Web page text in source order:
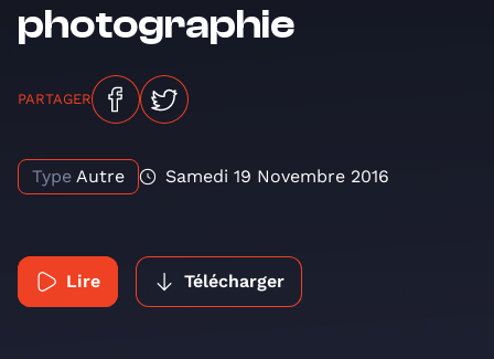
photographie
PARTAGER
Type Autre Samedi 19 Novembre 2016
Lire Télécharger